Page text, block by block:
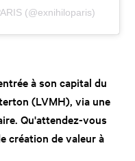
(@exnihiloparis)
à son capital du
(LVMH), via une
Qu'attendez-vous
création de valeur à